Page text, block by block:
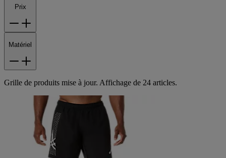
Prix
Matériel
Grille de produits mise à jour. Affichage de 24 articles.